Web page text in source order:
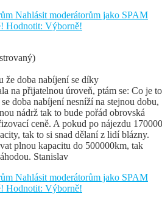
Nahlásit moderátorům jako SPAM
Hodnotit: Výborně!
že doba nabíjení se díky
na přijatelnou úroveň, ptám se: Co je to
doba nabíjení nesníží na stejnou dobu,
nádrž tak to bude pořád obrovská
ceně. A pokud po nájezdu 170000
tak to si snad dělaní z lidí blázny.
plnou kapacitu do 500000km, tak
Stanislav
Nahlásit moderátorům jako SPAM
Hodnotit: Výborně!